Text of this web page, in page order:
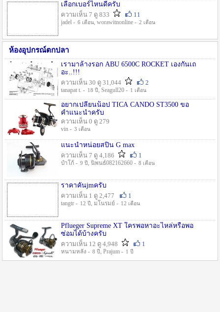
เลือกเบอร์ไหนดีครับ
ความเห็น 7 ดู 833
11
jadel - 6 เดือน, worawitnonline - 2 เดือน
ห้องอุปกรณ์ตกปลา
เรามาล้างรอก ABU 6500C ROCKET เองกันเถ
อะ..!!!
ความเห็น 30 ดู 31,044
2
tanapat t. - 18 ปี , Seagull20 - 1 เดือน
อยากเปลี่ยนน็อป TICA CANDO ST3500 ขอ
คำแนะนำครับ
ความเห็น 0 ดู 279
vin - 3 เดือน
แนะนำหน่อยสปิน G max
ความเห็น 7 ดู 4,186
1
ป๋าโก้ - 9 ปี , นิพนธ์082162660 - 8 เดือน
ราคาคันjmครับ
ความเห็น 1 ดู 2,477
1
tangtr - 12 ปี , มโนรมย์ - 12 เดือน
Pflueger Supreme XT ใครพอหาอะไหล่หรือพอ
ซ่อมได้บ้างครับ
ความเห็น 12 ดู 4,948
1
หนามหลัง - 8 ปี , Prajum - 1 ปี